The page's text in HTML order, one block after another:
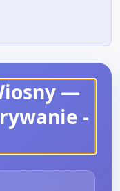
—
-